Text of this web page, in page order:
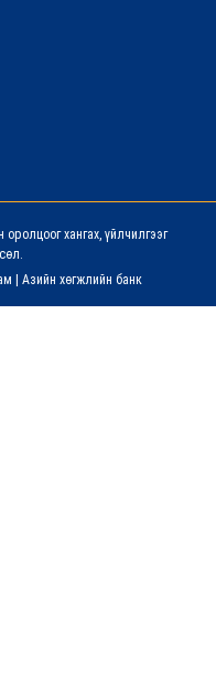
хангах, үйлчилгээг
Азийн хөгжлийн банк